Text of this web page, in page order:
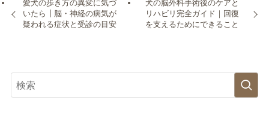
愛犬の歩き方の異変に気づ
いたら┃脳・神経の病気が
疑われる症状と受診の目安
犬の脳外科手術後のケアと
リハビリ完全ガイド｜回復
を支えるためにできること